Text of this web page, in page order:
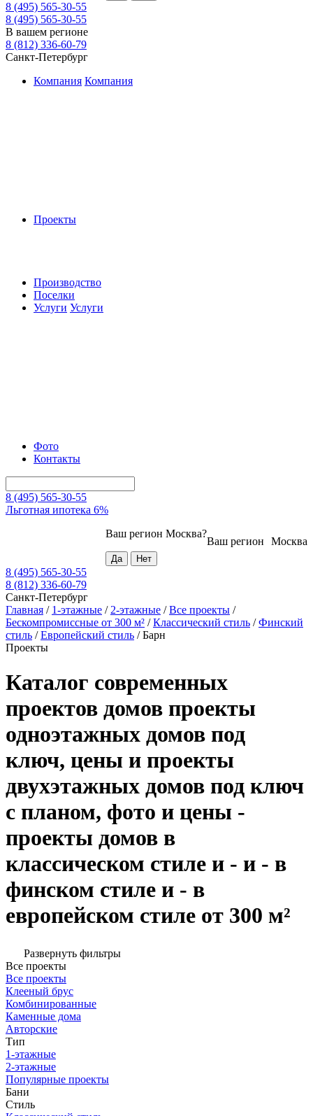
8 (495) 565-30-55
8 (495) 565-30-55
В вашем регионе
8 (812) 336-60-79
Санкт-Петербург
Компания Компания
Проекты
Производство
Поселки
Услуги Услуги
Фото
Контакты
8 (495) 565-30-55
Льготная ипотека 6%
Москва
Ваш регион
Ваш регион Москва?
8 (495) 565-30-55
8 (812) 336-60-79
Санкт-Петербург
Главная / 1-этажные / 2-этажные /Все проекты /
Бескомпромиссные от 300 м² /Классический стиль /Финский
стиль /Европейский стиль /Барн
Проекты
Каталог современных
проектов домов проекты
одноэтажных домов под
ключ, цены и проекты
двухэтажных домов под ключ
с планом, фото и цены -
проекты домов в
классическом стиле и - и - в
финском стиле и - в
европейском стиле от 300 м²
Развернуть фильтры
Все проекты
Все проекты
Клееный брус
Комбинированные
Каменные дома
Авторские
Тип
1-этажные
2-этажные
Популярные проекты
Бани
Стиль